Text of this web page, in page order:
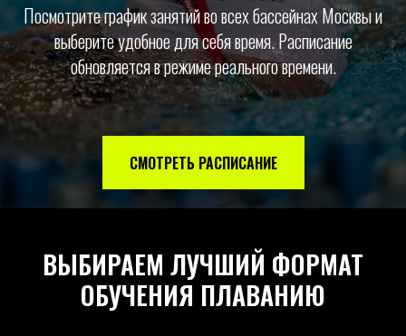
Посмотрите график занятий во всех бассейнах Москвы и
выберите удобное для себя время. Расписание
обновляется в режиме реального времени.
СМОТРЕТЬ РАСПИСАНИЕ
ВЫБИРАЕМ ЛУЧШИЙ ФОРМАТ
ОБУЧЕНИЯ ПЛАВАНИЮ